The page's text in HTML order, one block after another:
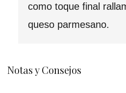
como toque final
queso parmesano.
Notas y Consejos